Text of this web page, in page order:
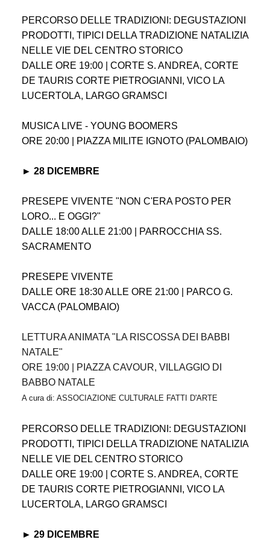
PERCORSO DELLE TRADIZIONI: DEGUSTAZIONI
PRODOTTI, TIPICI DELLA TRADIZIONE NATALIZIA
NELLE VIE DEL CENTRO STORICO
DALLE ORE 19:00 | CORTE S. ANDREA, CORTE
DE TAURIS CORTE PIETROGIANNI, VICO LA
LUCERTOLA, LARGO GRAMSCI
MUSICA LIVE - YOUNG BOOMERS
ORE 20:00 | PIAZZA MILITE IGNOTO (PALOMBAIO)
► 28 DICEMBRE
PRESEPE VIVENTE "NON C'ERA POSTO PER
LORO... E OGGI?"
DALLE 18:00 ALLE 21:00 | PARROCCHIA SS.
SACRAMENTO
PRESEPE VIVENTE
DALLE ORE 18:30 ALLE ORE 21:00 | PARCO G.
VACCA (PALOMBAIO)
LETTURA ANIMATA "LA RISCOSSA DEI BABBI
NATALE"
ORE 19:00 | PIAZZA CAVOUR, VILLAGGIO DI
BABBO NATALE
A cura di: ASSOCIAZIONE CULTURALE FATTI D'ARTE
PERCORSO DELLE TRADIZIONI: DEGUSTAZIONI
PRODOTTI, TIPICI DELLA TRADIZIONE NATALIZIA
NELLE VIE DEL CENTRO STORICO
DALLE ORE 19:00 | CORTE S. ANDREA, CORTE
DE TAURIS CORTE PIETROGIANNI, VICO LA
LUCERTOLA, LARGO GRAMSCI
► 29 DICEMBRE